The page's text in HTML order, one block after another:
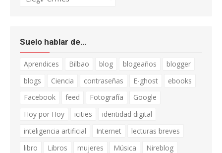
Suelo hablar de…
Aprendices Bilbao blog blogeaños
blogger
blogs
Ciencia contraseñas E-ghost
ebooks
Facebook
feed Fotografía
Google
Hoy por Hoy
icities
identidad digital
inteligencia artificial
Internet
lecturas breves
libro
Libros mujeres Música
Nireblog